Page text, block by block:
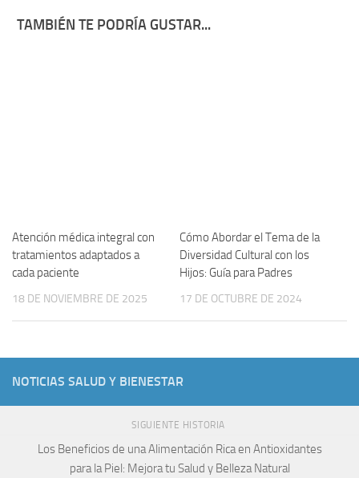
TAMBIÉN TE PODRÍA GUSTAR...
Atención médica integral con
tratamientos adaptados a
cada paciente
18 DE NOVIEMBRE DE 2025
Cómo Abordar el Tema de la
Diversidad Cultural con los
Hijos: Guía para Padres
17 DE OCTUBRE DE 2024
NOTICIAS SALUD Y BIENESTAR
SIGUIENTE HISTORIA
Los Beneficios de una Alimentación Rica en Antioxidantes
para la Piel: Mejora tu Salud y Belleza Natural